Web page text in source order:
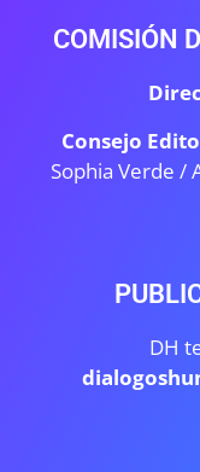
COMISIÓN
Consejo
Sophia Verde /
DH